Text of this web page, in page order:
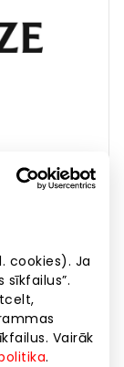
cookies). Ja
Vairāk
.